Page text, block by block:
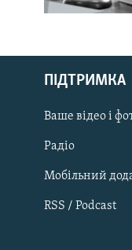
Русский
Qırımtatar
ДОЛУЧАЙСЯ!
ПІДТРИМКА
Ваше відео і
Радіо
Мобільний
RSS / Podcast